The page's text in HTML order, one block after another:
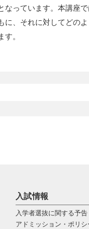
なっています。本講座
に、それに対してどの
。
入試情報
入学者選抜に関する予告
アドミッション・ポリシ